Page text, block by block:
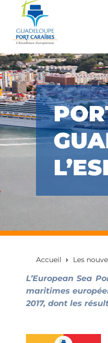
Accueil Les
L’European Sea
maritimes
2017, dont les